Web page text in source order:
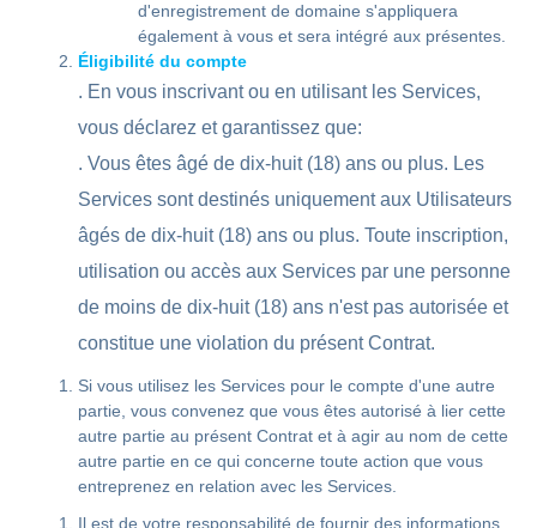
d'enregistrement de domaine s'appliquera
également à vous et sera intégré aux présentes.
Éligibilité du compte
. En vous inscrivant ou en utilisant les Services,
vous déclarez et garantissez que:
. Vous êtes âgé de dix-huit (18) ans ou plus. Les
Services sont destinés uniquement aux Utilisateurs
âgés de dix-huit (18) ans ou plus. Toute inscription,
utilisation ou accès aux Services par une personne
de moins de dix-huit (18) ans n'est pas autorisée et
constitue une violation du présent Contrat.
Si vous utilisez les Services pour le compte d'une autre
partie, vous convenez que vous êtes autorisé à lier cette
autre partie au présent Contrat et à agir au nom de cette
autre partie en ce qui concerne toute action que vous
entreprenez en relation avec les Services.
Il est de votre responsabilité de fournir des informations